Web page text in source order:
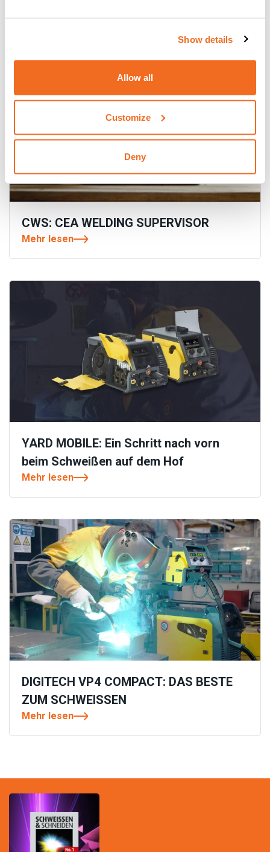
Show details
Allow all
Customize
Deny
CWS: CEA WELDING SUPERVISOR
Mehr lesen
YARD MOBILE: Ein Schritt nach vorn
beim Schweißen auf dem Hof
Mehr lesen
DIGITECH VP4 COMPACT: DAS BESTE
ZUM SCHWEISSEN
Mehr lesen